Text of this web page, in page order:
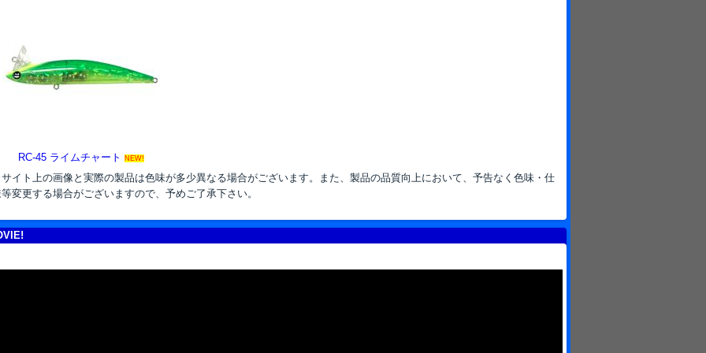
RC-45 ライムチャート NEW!
イト上の画像と実際の製品は色味が多少異なる場合がございます。また、製品の品質向上において、予告なく色味・仕
変更する場合がございますので、予めご了承下さい。